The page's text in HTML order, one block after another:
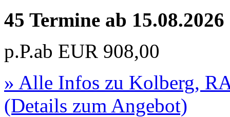
45 Termine ab 15.08.2026
p.P.ab EUR 908,00
» Alle Infos zu Kolberg,
(Details zum Angebot)